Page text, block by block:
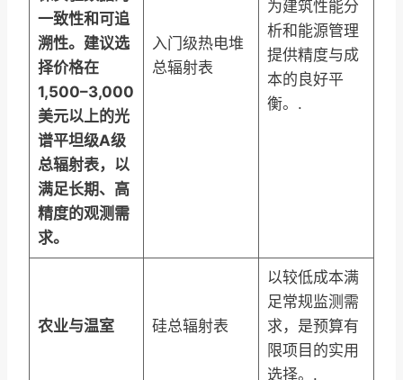
一致性和可追
溯性。建议选
择价格在
1,500–3,000
美元以上的光
谱平坦级A级
总辐射表，以
满足长期、高
精度的观测需
求。
入门级热电堆
总辐射表
为建筑性能分
析和能源管理
提供精度与成
本的良好平
衡。.
农业与温室 硅总辐射表
以较低成本满
足常规监测需
求，是预算有
限项目的实用
选择。.